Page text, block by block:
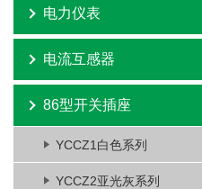
电力仪表
电流互感器
86型开关插座
YCCZ1白色系列
YCCZ2亚光灰系列